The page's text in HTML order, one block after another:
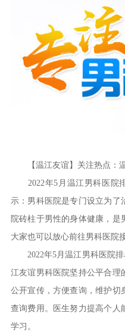
【温江友谊】关注热点：温
2022年5月温江男科医院
示：男科医院是专门设立为了
院砖柱于男性的身体健康，
大家也可以放心前往男科医院
2022年5月温江男科医院排
江友谊男科医院坚持公平合理
公开宣传，方便查询，维护切
查询费用。医生努力提高个人
学习。